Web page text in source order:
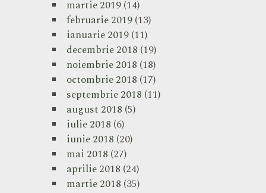
martie 2019(14)
februarie 2019(13)
ianuarie 2019(11)
decembrie 2018 (19)
noiembrie 2018 (18)
octombrie 2018 (17)
septembrie 2018 (11)
august 2018 (5)
iulie 2018 (6)
iunie 2018 (20)
mai 2018 (27)
aprilie 2018 (24)
martie 2018 (35)